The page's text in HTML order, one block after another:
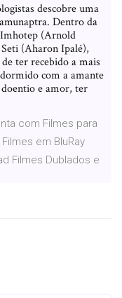
descobre uma
Dentro da
(Arnold
(Aharon Ipalé),
ter recebido a mais
com a amante
e amor, ter
com Filmes para
em BluRay
Filmes Dublados e